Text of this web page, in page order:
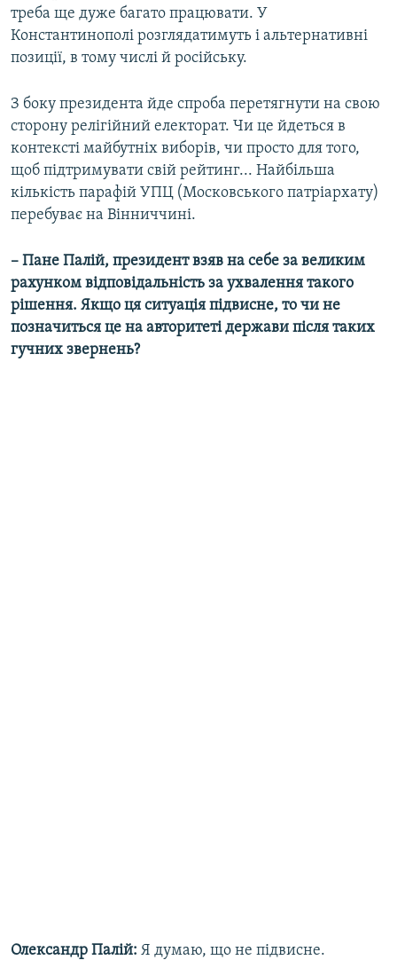
треба ще дуже багато працювати. У
Константинополі розглядатимуть і альтернативні
позиції, в тому числі й російську.
З боку президента йде спроба перетягнути на свою
сторону релігійний електорат. Чи це йдеться в
контексті майбутніх виборів, чи просто для того,
щоб підтримувати свій рейтинг... Найбільша
кількість парафій УПЦ (Московського патріархату)
перебуває на Вінниччині.
– Пане Палій, президент взяв на себе за великим
рахунком відповідальність за ухвалення такого
рішення. Якщо ця ситуація підвисне, то чи не
позначиться це на авторитеті держави після таких
гучних звернень?
Олександр Палій: Я думаю, що не підвисне.